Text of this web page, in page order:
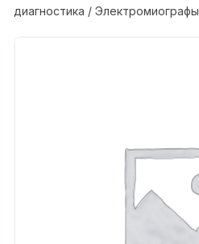
диагностика /Электромиографы